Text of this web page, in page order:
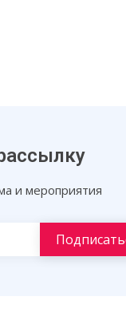
и мероприятия